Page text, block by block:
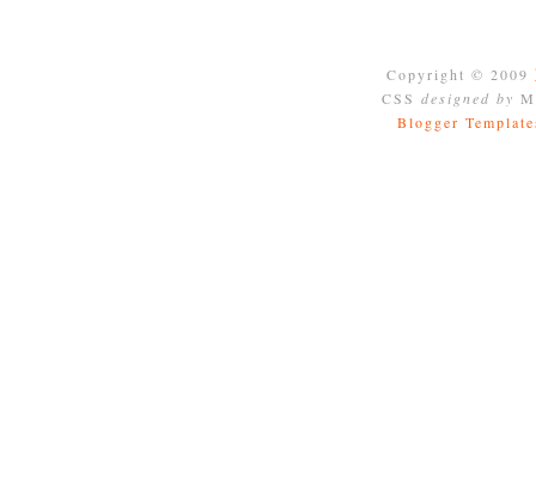
Copyright © 2009
CSS designed by
Blogger